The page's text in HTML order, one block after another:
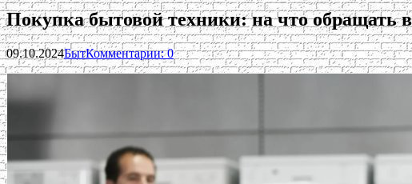
Покупка бытовой техники: на что обращать
09.10.2024БытКомментарии: 0